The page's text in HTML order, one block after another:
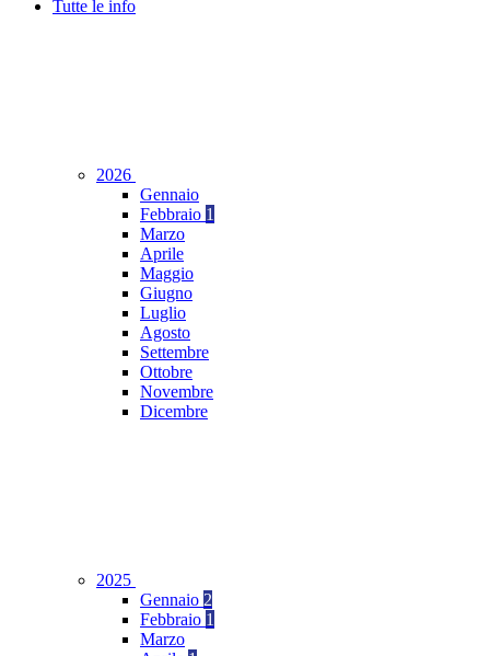
Tutte le info
2026
Gennaio
Febbraio 1
Marzo
Aprile
Maggio
Giugno
Luglio
Agosto
Settembre
Ottobre
Novembre
Dicembre
2025
Gennaio 2
Febbraio 1
Marzo